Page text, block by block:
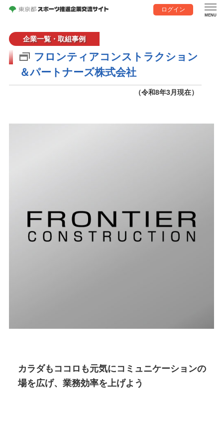
ログイン
企業一覧・取組事例
フロンティアコンストラクション
＆パートナーズ株式会社
（令和8年3月現在）
カラダもココロも元気にコミュニケーションの
場を広げ、業務効率を上げよう